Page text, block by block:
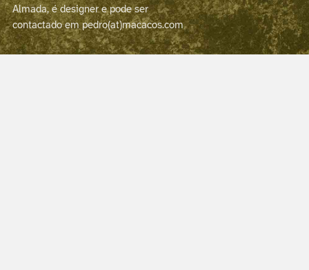
Almada, é designer e pode ser
contactado em pedro(at)macacos.com